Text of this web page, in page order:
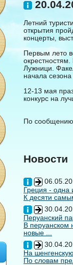
Летний
открытия
концерты,
Первым лето
Лужници.
начала
12-13 мая
конкурс на
По
Новости
Греция - одна
К десяти
Перуанский
В перуанском
новые ...
На
По словам